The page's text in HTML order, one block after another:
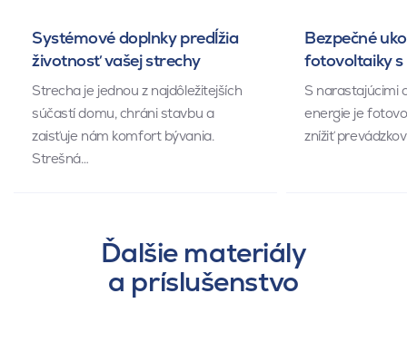
Systémové doplnky predĺžia
životnosť vašej strechy
Strecha je jednou z najdôležitejších
súčastí domu, chráni stavbu a
zaisťuje nám komfort bývania.
Strešná…
Bezpečné
fotovoltaiky
S narastajúcimi
energie je
znížiť
Ďalšie materiály
a príslušenstvo